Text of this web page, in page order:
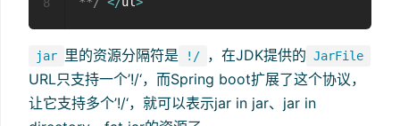
jar 里的资源分隔符是 !/ ，在JDK提供的 JarFile
URL只支持一个’!/‘，而Spring boot扩展了这个协议，
让它支持多个’!/‘，就可以表示jar in jar、jar in